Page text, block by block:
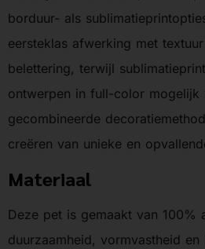
borduur- als
eersteklas afwerking met
belettering, terwijl
ontwerpen in full-color mogelijk
gecombineerde
creëren van unieke en
Materiaal
Deze pet is gemaakt van 100%
duurzaamheid, vormvastheid